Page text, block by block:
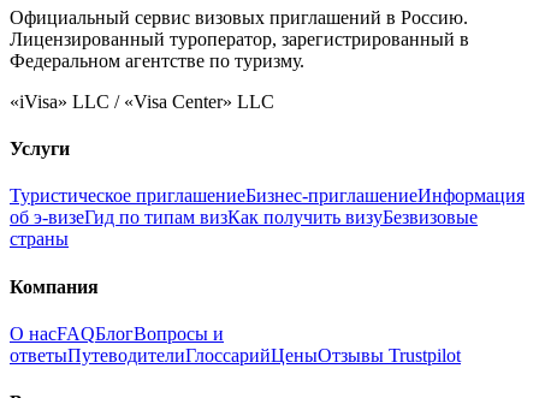
Официальный сервис визовых приглашений в Россию.
Лицензированный туроператор, зарегистрированный в
Федеральном агентстве по туризму.
«iVisa» LLC / «Visa Center» LLC
Услуги
Туристическое приглашениеБизнес-приглашениеИнформация
об э-визеГид по типам визКак получить визуБезвизовые
страны
Компания
О насFAQБлогВопросы и
ответыПутеводителиГлоссарийЦеныОтзывы Trustpilot